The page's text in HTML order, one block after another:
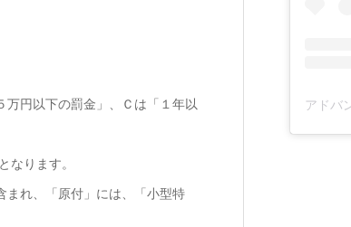
万円以下の罰金」、Ｃは「１年以
ります。
まれ、「原付」には、「小型特